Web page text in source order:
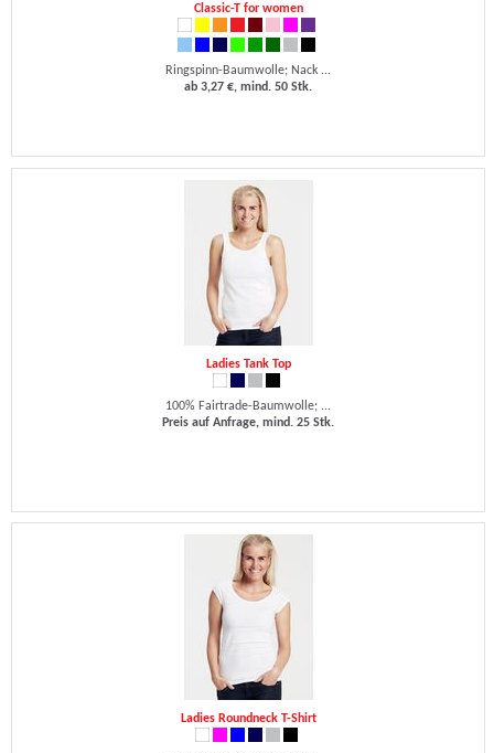
Classic-T for women
Ringspinn-Baumwolle; Nack ...
ab 3,27 €, mind. 50 Stk.
Ladies Tank Top
100% Fairtrade-Baumwolle; ...
Preis auf Anfrage, mind. 25 Stk.
Ladies Roundneck T-Shirt